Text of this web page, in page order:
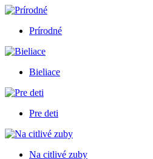
Prírodné
Bieliace
Pre deti
Na citlivé zuby